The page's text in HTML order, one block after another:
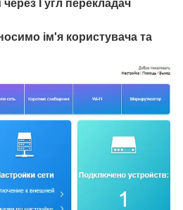
Гугл перекладач
ім'я користувача та